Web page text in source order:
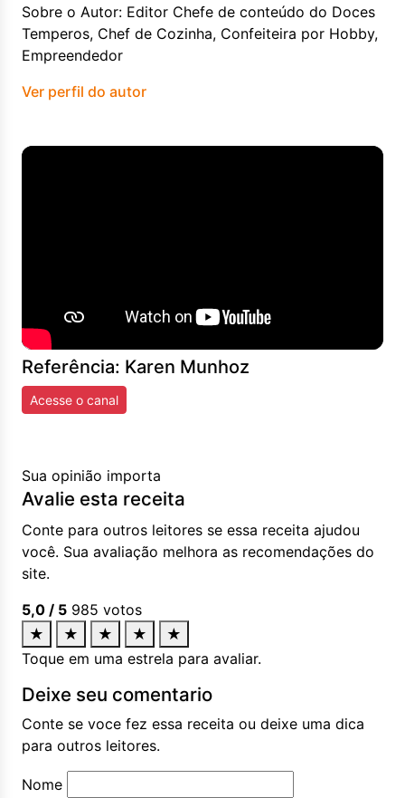
Sobre o Autor: Editor Chefe de conteúdo do Doces
Temperos, Chef de Cozinha, Confeiteira por Hobby,
Empreendedor
Ver perfil do autor
Referência: Karen Munhoz
Acesse o canal
Sua opinião importa
Avalie esta receita
Conte para outros leitores se essa receita ajudou
você. Sua avaliação melhora as recomendações do
site.
5,0 / 5 985 votos
★
★ ★ ★
★
Toque em uma estrela para avaliar.
Deixe seu comentario
Conte se voce fez essa receita ou deixe uma dica
para outros leitores.
Nome